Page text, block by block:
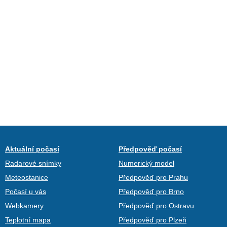
Aktuální počasí
Radarové snímky
Meteostanice
Počasí u vás
Webkamery
Teplotní mapa
Předpověď počasí
Numerický model
Předpověď pro Prahu
Předpověď pro Brno
Předpověď pro Ostravu
Předpověď pro Plzeň